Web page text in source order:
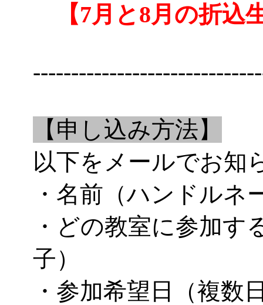
【7月と8月の折
【申し込み方法】
以下をメールでお知
・名前（ハンドルネ
・どの教室に参加す
子）
・参加希望日（複数